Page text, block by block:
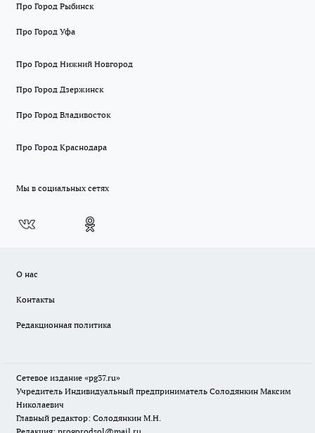
Про Город Рыбинск
Про Город Уфа
Про Город Нижний Новгород
Про Город Дзержинск
Про Город Владивосток
Про Город Краснодара
Мы в социальных сетях
О нас
Контакты
Редакционная политика
Сетевое издание «pg37.ru»
Учредитель Индивидуальный предприниматель Солодянкин Максим
Николаевич
Главный редактор: Солодянкин М.Н.